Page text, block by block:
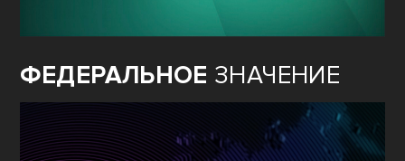
ФЕДЕРАЛЬНОЕ ЗНАЧЕНИЕ